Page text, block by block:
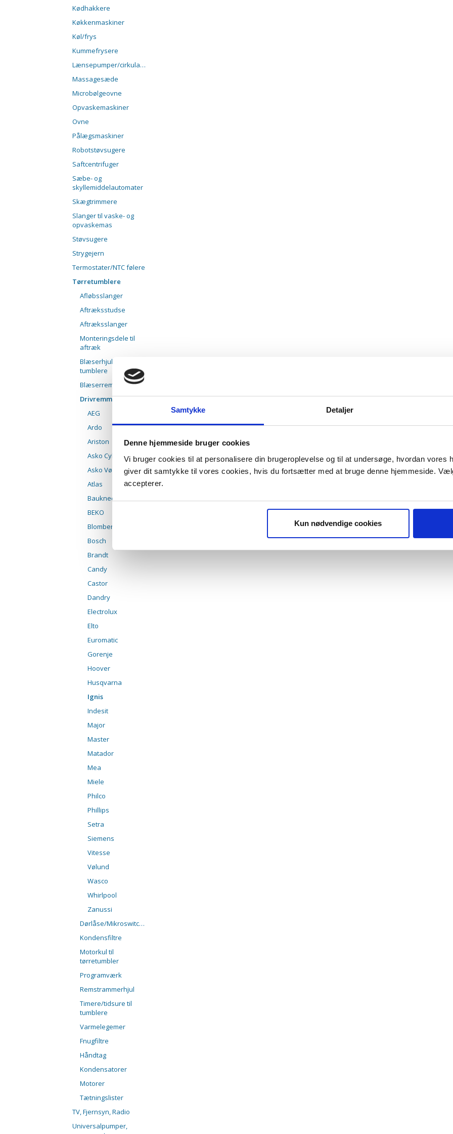
Samtykke Detaljer
Denne hjemmeside bruger cookies
Vi bruger cookies til at personalisere din brugeroplevelse og til at undersøge, hvordan vores
giver dit samtykke til vores cookies, hvis du fortsætter med at bruge denne hjemmeside.
accepterer.
Kun nødvendige cookies
Kødhakkere
Køkkenmaskiner
Køl/frys
Kummefrysere
Lænsepumper/cirkulationspumper
Massagesæde
Microbølgeovne
Opvaskemaskiner
Ovne
Pålægsmaskiner
Robotstøvsugere
Saftcentrifuger
Sæbe- og
skyllemiddelautomater
Skægtrimmere
Slanger til vaske- og
opvaskemas
Støvsugere
Strygejern
Termostater/NTC følere
Tørretumblere
Afløbsslanger
Aftræksstudse
Aftræksslanger
Monteringsdele til
aftræk
Blæserhjul til
tumblere
Blæserrem
Drivremme
AEG
Ardo
Ariston
Asko Cylinda
Asko Vølund
Atlas
Bauknecht
BEKO
Blomberg
Bosch
Brandt
Candy
Castor
Dandry
Electrolux
Elto
Euromatic
Gorenje
Hoover
Husqvarna
Ignis
Indesit
Major
Master
Matador
Mea
Miele
Philco
Phillips
Setra
Siemens
Vitesse
Vølund
Wasco
Whirlpool
Zanussi
Dørlåse/Mikroswitche
Kondensfiltre
Motorkul til
tørretumbler
Programværk
Remstrammerhjul
Timere/tidsure til
tumblere
Varmelegemer
Fnugfiltre
Håndtag
Kondensatorer
Motorer
Tætningslister
TV, Fjernsyn, Radio
Universalpumper,